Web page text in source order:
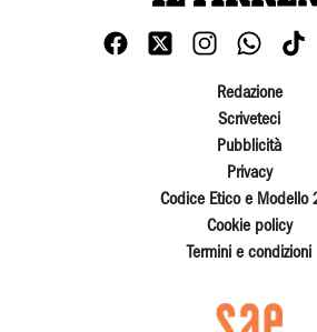
Redazione
Scriveteci
Pubblicità
Privacy
Codice Etico e Modello
Cookie policy
Termini e condizioni